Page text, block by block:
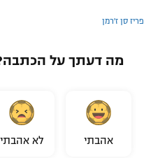
פריז סן ז'רמן
מה דעתך על
אהבתי לא אהבתי